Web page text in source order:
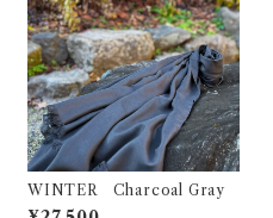
WINTER Charcoal Gray